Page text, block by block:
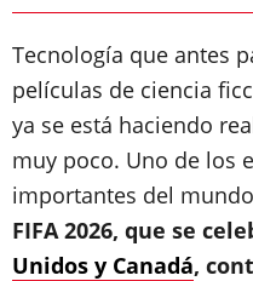
Tecnología que antes
películas de ciencia
ya se está haciendo
muy poco. Uno de los
importantes del
FIFA 2026, que se
Unidos y Canadá,